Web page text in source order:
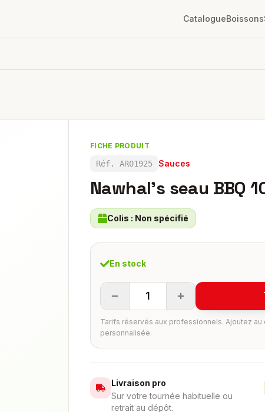
CatalogueBoissons
FICHE PRODUIT
Réf. AR01925 Sauces
Nawhal's seau BBQ
Colis : Non spécifié
En stock
1
Tarifs réservés aux professionnels. Ajoutez
personnalisée.
Livraison pro
Sur votre tournée habituelle ou
retrait au dépôt.